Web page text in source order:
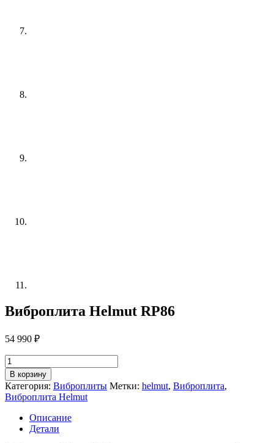
Виброплита Helmut RP86
54 990 ₽
Количество
товара
Виброплита
Helmut
RP86
В корзину
Категория: Виброплиты Метки: helmut, Виброплита,
Виброплита Helmut
Описание
Детали